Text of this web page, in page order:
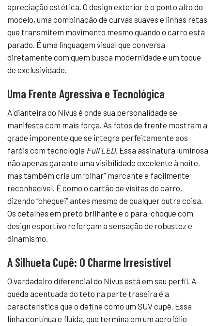
apreciação estética. O design exterior é o ponto alto do
modelo, uma combinação de curvas suaves e linhas retas
que transmitem movimento mesmo quando o carro está
parado. É uma linguagem visual que conversa
diretamente com quem busca modernidade e um toque
de exclusividade.
Uma Frente Agressiva e Tecnológica
A dianteira do Nivus é onde sua personalidade se
manifesta com mais força. As fotos de frente mostram a
grade imponente que se integra perfeitamente aos
faróis com tecnologia Full LED. Essa assinatura luminosa
não apenas garante uma visibilidade excelente à noite,
mas também cria um “olhar” marcante e facilmente
reconhecível. É como o cartão de visitas do carro,
dizendo “cheguei” antes mesmo de qualquer outra coisa.
Os detalhes em preto brilhante e o para-choque com
design esportivo reforçam a sensação de robustez e
dinamismo.
A Silhueta Cupê: O Charme Irresistível
O verdadeiro diferencial do Nivus está em seu perfil. A
queda acentuada do teto na parte traseira é a
característica que o define como um SUV cupê. Essa
linha contínua e fluida, que termina em um aerofólio